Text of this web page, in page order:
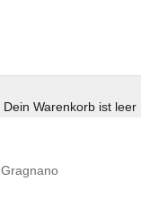
Dein Warenkorb ist leer
Gragnano